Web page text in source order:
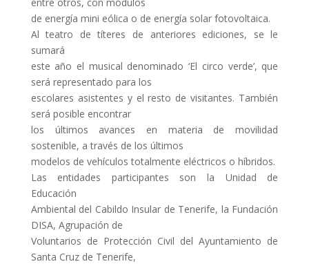
de energía mini eólica o de energía solar fotovoltaica.
Al teatro de títeres de anteriores ediciones, se le
sumará
este año el musical denominado ‘El circo verde’, que
será representado para los
escolares asistentes y el resto de visitantes. También
será posible encontrar
los últimos avances en materia de movilidad
sostenible, a través de los últimos
modelos de vehículos totalmente eléctricos o híbridos.
Las entidades participantes son la Unidad de
Educación
Ambiental del Cabildo Insular de Tenerife, la Fundación
DISA, Agrupación de
Voluntarios de Protección Civil del Ayuntamiento de
Santa Cruz de Tenerife,